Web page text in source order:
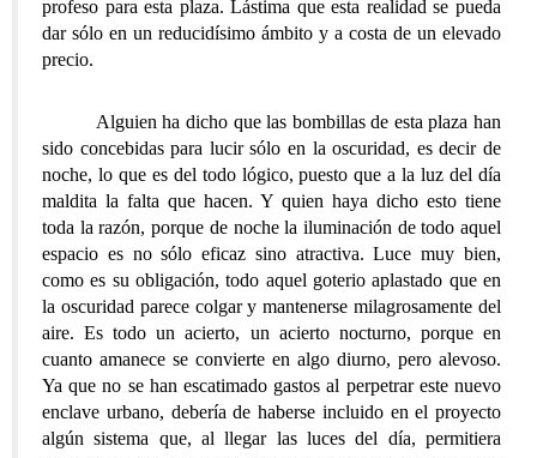
profeso para esta plaza. Lástima que esta realidad se pueda
dar sólo en un reducidísimo ámbito y a costa de un elevado
precio.
Alguien ha dicho que las bombillas de esta plaza han
sido concebidas para lucir sólo en la oscuridad, es decir de
noche, lo que es del todo lógico, puesto que a la luz del día
maldita la falta que hacen. Y quien haya dicho esto tiene
toda la razón, porque de noche la iluminación de todo aquel
espacio es no sólo eficaz sino atractiva. Luce muy bien,
como es su obligación, todo aquel goterio aplastado que en
la oscuridad parece colgar y mantenerse milagrosamente del
aire. Es todo un acierto, un acierto nocturno, porque en
cuanto amanece se convierte en algo diurno, pero alevoso.
Ya que no se han escatimado gastos al perpetrar este nuevo
enclave urbano, debería de haberse incluido en el proyecto
algún sistema que, al llegar las luces del día, permitiera